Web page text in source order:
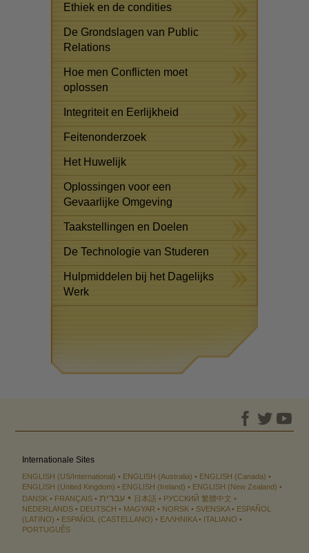
Ethiek en de condities
De Grondslagen van Public
Relations
Hoe men Conflicten moet
oplossen
Integriteit en Eerlijkheid
Feitenonderzoek
Het Huwelijk
Oplossingen voor een
Gevaarlijke Omgeving
Taakstellingen en Doelen
De Technologie van Studeren
Hulpmiddelen bij het Dagelijks
Werk
Internationale Sites
ENGLISH (US/International) ENGLISH (Australia)
ENGLISH (Canada)
ENGLISH (United Kingdom)
ENGLISH (Ireland)
ENGLISH (New Zealand)
DANSK
FRANÇAIS עברית 日本語 РУССКИЙ 繁體中文
NEDERLANDS
DEUTSCH MAGYAR NORSK SVENSKA
ESPAÑOL
(LATINO)
ESPAÑOL (CASTELLANO) ΕΛΛΗΝΙΚA
ITALIANO
PORTUGUÊS